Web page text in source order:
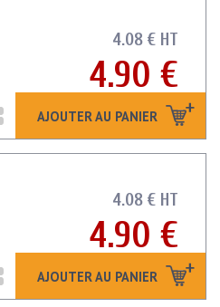
4.08 € HT
4.90 €
AJOUTER AU PANIER
4.08 € HT
4.90 €
AJOUTER AU PANIER